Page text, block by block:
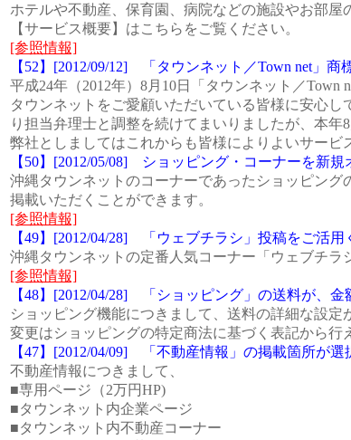
ホテルや不動産、保育園、病院などの施設やお部屋
【サービス概要】はこちらをご覧ください。
[参照情報]
【52】[2012/09/12] 「タウンネット／Town net」商
平成24年（2012年）8月10日「タウンネット／Town
タウンネットをご愛顧いただいている皆様に安心
り担当弁理士と調整を続けてまいりましたが、本年
弊社としましてはこれからも皆様によりよいサービ
【50】[2012/05/08] ショッピング・コーナーを新規
沖縄タウンネットのコーナーであったショッピン
掲載いただくことができます。
[参照情報]
【49】[2012/04/28] 「ウェブチラシ」投稿をご活用
沖縄タウンネットの定番人気コーナー「ウェブチラ
[参照情報]
【48】[2012/04/28] 「ショッピング」の送料が、
ショッピング機能につきまして、送料の詳細な設
変更はショッピングの特定商法に基づく表記から行
【47】[2012/04/09] 「不動産情報」の掲載箇所が選
不動産情報につきまして、
■専用ページ（2万円HP)
■タウンネット内企業ページ
■タウンネット内不動産コーナー